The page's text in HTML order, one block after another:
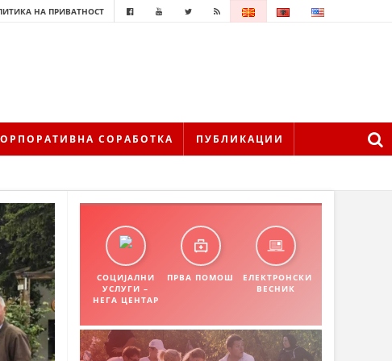
НА ПРИВАТНОСТ
СОРАБОТКА ПУБЛИКАЦИИ
СОЦИЈАЛНИ
УСЛУГИ –
НЕГА ЦЕНТАР
ПРВА ПОМОШ
ЕЛЕКТРОНСКИ
ВЕСНИК